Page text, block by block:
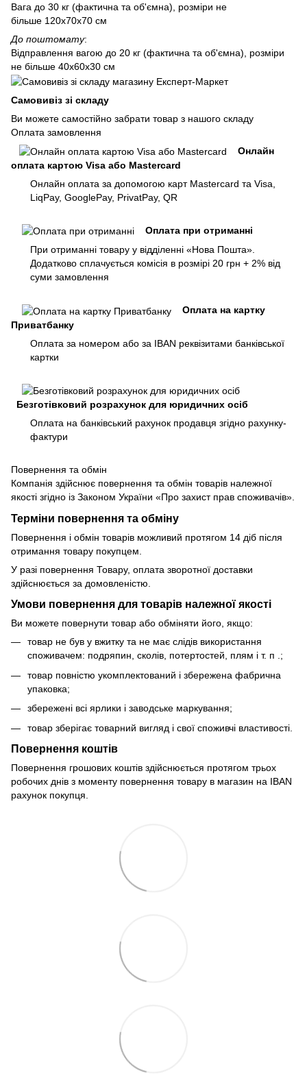
Вага до 30 кг (фактична та об'ємна), розміри не
більше 120х70х70 см
До поштомату:
Відправлення вагою до 20 кг (фактична та об'ємна), розміри
не більше 40х60х30 см
Самовивіз зі складу
Ви можете самостійно забрати товар з нашого складу
Оплата замовлення
Онлайн
оплата картою Visa або Mastercard
Онлайн оплата за допомогою карт Mastercard та Visa,
LiqPay, GooglePay, PrivatPay, QR
Оплата при отриманні
При отриманні товару у відділенні «Нова Пошта».
Додатково сплачується комісія в розмірі 20 грн + 2% від
суми замовлення
Оплата на картку
Приватбанку
Оплата за номером або за IBAN реквізитами банківської
картки
Безготівковий розрахунок для юридичних осіб
Оплата на банківський рахунок продавця згідно рахунку-
фактури
Повернення та обмін
Компанія здійснює повернення та обмін товарів належної
якості згідно із Законом України «Про захист прав споживачів».
Терміни повернення та обміну
Повернення і обмін товарів можливий протягом 14 діб після
отримання товару покупцем.
У разі повернення Товару, оплата зворотної доставки
здійснюється за домовленістю.
Умови повернення для товарів належної якості
Ви можете повернути товар або обміняти його, якщо:
товар не був у вжитку та не має слідів використання
споживачем: подряпин, сколів, потертостей, плям і т. п .;
товар повністю укомплектований і збережена фабрична
упаковка;
збережені всі ярлики і заводське маркування;
товар зберігає товарний вигляд і свої споживчі властивості.
Повернення коштів
Повернення грошових коштів здійснюється протягом трьох
робочих днів з моменту повернення товару в магазин на IBAN
рахунок покупця.